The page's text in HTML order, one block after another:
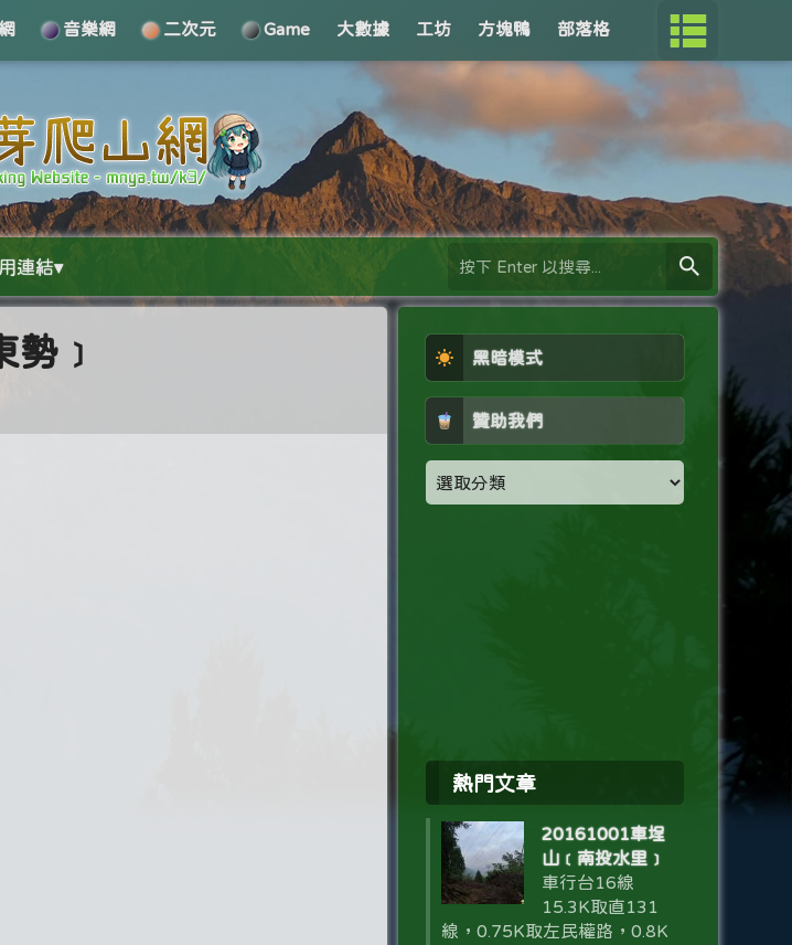
音樂網 二次元 Game 大數據 工坊 方塊鴨 部落格
連結▾
﹞ 黑暗模式
贊助我們
熱門文章
20161001車埕
山﹝南投水里﹞
車行台16線
15.3K取直131
線，0.75K取左民權路，0.8K